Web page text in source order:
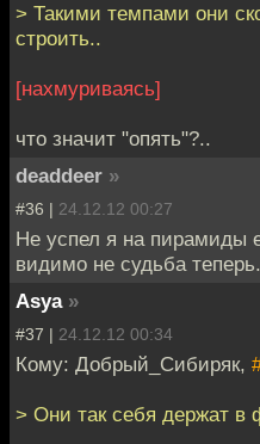
> Такими темпами они
строить..
[нахмуриваясь]
что значит "опять"?..
deaddeer »
#36 | 24.12.12 00:27
Не успел я на пирамиды
видимо не судьба теперь.
Asya »
#37 | 24.12.12 00:34
Кому: Добрый_Сибиряк,
> Они так себя держат в